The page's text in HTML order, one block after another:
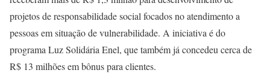
projetos de responsabilidade social focados no atendimento a
pessoas em situação de vulnerabilidade. A iniciativa é do
programa Luz Solidária Enel, que também já concedeu cerca de
R$ 13 milhões em bônus para clientes.